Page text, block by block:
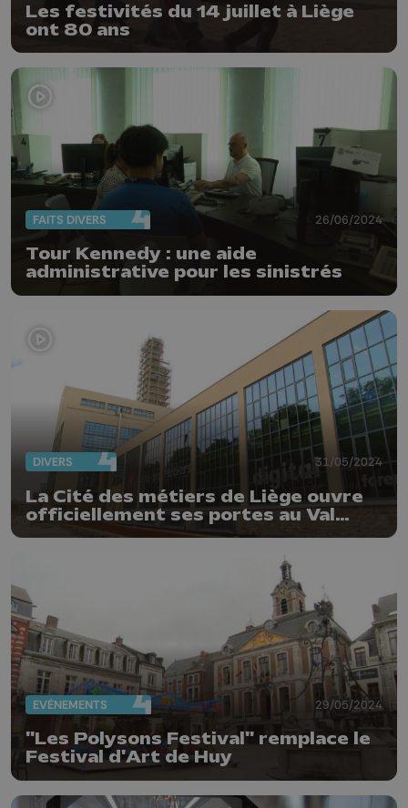
Les festivités du 14 juillet à Liège
ont 80 ans
FAITS DIVERS 26/06/2024
Tour Kennedy : une aide
administrative pour les sinistrés
DIVERS 31/05/2024
La Cité des métiers de Liège ouvre
officiellement ses portes au Val
Benoît
EVÈNEMENTS 29/05/2024
"Les Polysons Festival" remplace le
Festival d'Art de Huy